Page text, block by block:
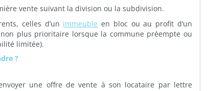
vente suivant la division ou la subdivision.
celles d’un immeuble en bloc ou au profit d’un
non plus prioritaire lorsque la commune préempte ou
limitée).
?
une offre de vente à son locataire par lettre